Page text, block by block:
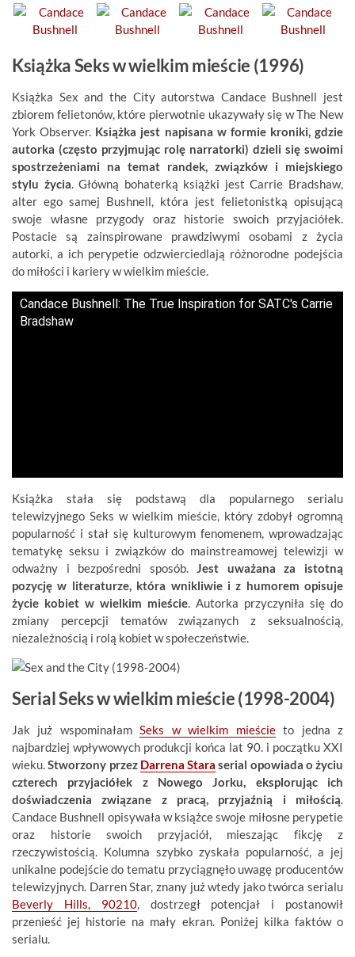
Książka Seks w wielkim mieście (1996)
Książka Sex and the City autorstwa Candace Bushnell jest
zbiorem felietonów, które pierwotnie ukazywały się w The New
York Observer. Książka jest napisana w formie kroniki, gdzie
autorka (często przyjmując rolę narratorki) dzieli się swoimi
spostrzeżeniami na temat randek, związków i miejskiego
stylu życia. Główną bohaterką książki jest Carrie Bradshaw,
alter ego samej Bushnell, która jest felietonistką opisującą
swoje własne przygody oraz historie swoich przyjaciółek.
Postacie są zainspirowane prawdziwymi osobami z życia
autorki, a ich perypetie odzwierciedlają różnorodne podejścia
do miłości i kariery w wielkim mieście.
Candace Bushnell: The True Inspiration for SATC's Carrie
Bradshaw
Książka stała się podstawą dla popularnego serialu
telewizyjnego Seks w wielkim mieście, który zdobył ogromną
popularność i stał się kulturowym fenomenem, wprowadzając
tematykę seksu i związków do mainstreamowej telewizji w
odważny i bezpośredni sposób.Jest uważana za istotną
pozycję w literaturze, która wnikliwie i z humorem opisuje
życie kobiet w wielkim mieście. Autorka przyczyniła się do
zmiany percepcji tematów związanych z seksualnością,
niezależnością i rolą kobiet w społeczeństwie.
Serial Seks w wielkim mieście (1998-2004)
Jak już wspominałamSeks w wielkim mieścieto jedna z
najbardziej wpływowych produkcji końca lat 90. i początku XXI
wieku.Stworzony przez Darrena Stara serial opowiada o życiu
czterech przyjaciółek z Nowego Jorku, eksplorując ich
doświadczenia związane z pracą, przyjaźnią i miłością.
Candace Bushnell opisywała w książce swoje miłosne perypetie
oraz historie swoich przyjaciół, mieszając fikcję z
rzeczywistością. Kolumna szybko zyskała popularność, a jej
unikalne podejście do tematu przyciągnęło uwagę producentów
telewizyjnych. Darren Star, znany już wtedy jako twórca serialu
Beverly Hills, 90210, dostrzegł potencjał i postanowił
przenieść jej historie na mały ekran. Poniżej kilka faktów o
serialu.